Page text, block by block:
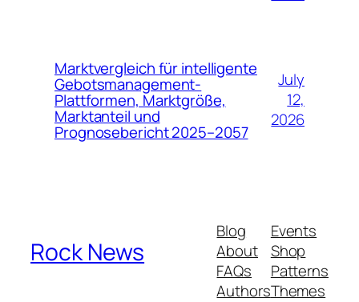
Marktvergleich für intelligente
Gebotsmanagement-
Plattformen, Marktgröße,
Marktanteil und
Prognosebericht 2025–2057
July
12,
2026
Rock News
Blog
About
FAQs
Authors
Events
Shop
Patterns
Themes